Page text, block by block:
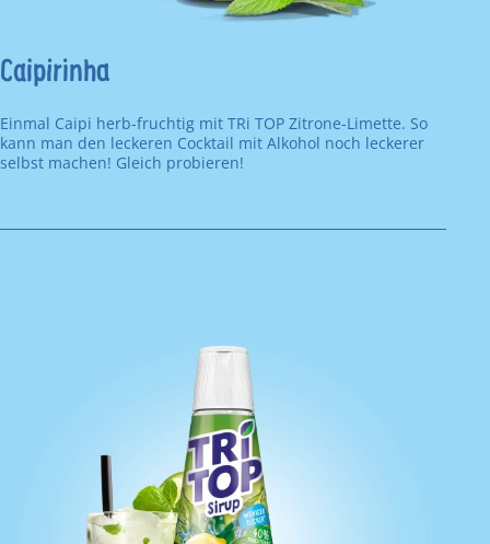
Caipirinha
Einmal Caipi herb-fruchtig mit TRi TOP Zitrone-Limette. So
kann man den leckeren Cocktail mit Alkohol noch leckerer
selbst machen! Gleich probieren!